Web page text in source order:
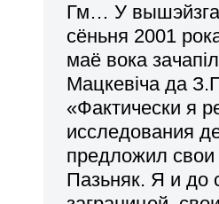
Гм… У
сёньня 2001
маё вока
Мацкевіча да
«Фактически я
исследования
предложил
Пазьняк. Я и до